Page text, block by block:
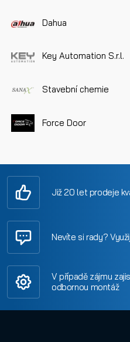
Dahua
Key Automation S.r.l.
Stavební chemie
Force Door
Již 20 let prodeje
Nevíte si rady?
V případě zájmu
odbornou montáž